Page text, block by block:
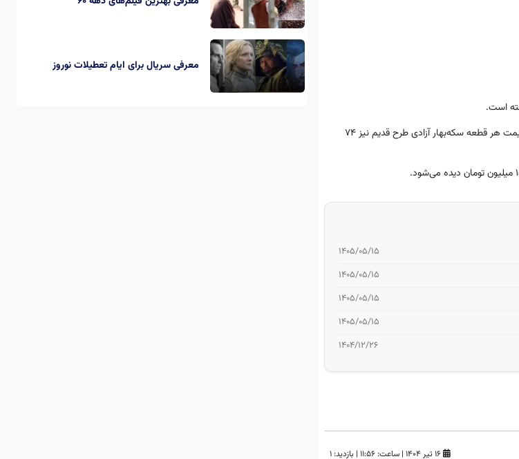
بررسی‌ها نشان می‌دهد سکه امامی امروز در بازار با قیمت ۸۴ میلیون و ۴۸۵ هزار تومان دیده می‌شود. قیمت هر قطعه سکه‌بهار آزادی طرح قدیم نیز ۷۴
۱۴۰۵/۰۵/۱۵
۱۴۰۵/۰۵/۱۵
۱۴۰۵/۰۵/۱۵
۱۴۰۵/۰۵/۱۵
۱۴۰۴/۱۲/۲۶
۱۶ تیر ۱۴۰۴ | ساعت: ۱۱:۵۶ | بازدید: 1
معرفی سریال برای ایام تعطیلات نوروز